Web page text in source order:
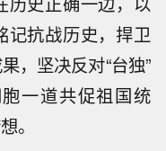
记抗战历史，捍卫
，坚决反对“台独”
一道共促祖国统
。